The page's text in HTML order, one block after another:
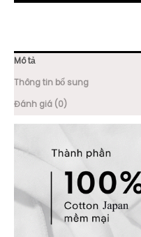
Mô tả
Thông tin bổ sung
Đánh giá (0)